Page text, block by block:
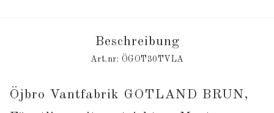
Beschreibung
Art.nr: ÖGOT30TVLA
Öjbro Vantfabrik GOTLAND BRUN,